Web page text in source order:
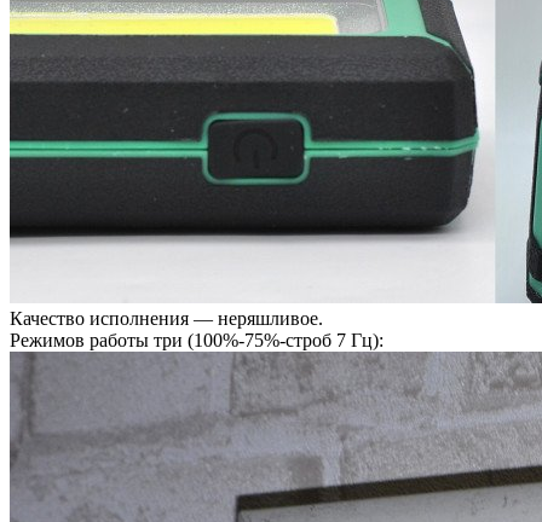
Качество исполнения — неряшливое.
Режимов работы три (100%-75%-строб 7 Гц):